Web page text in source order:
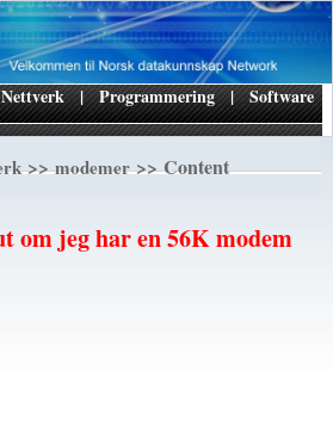
Nettverk | Programmering | Software
>>modemer>> Content
om jeg har en 56K modem